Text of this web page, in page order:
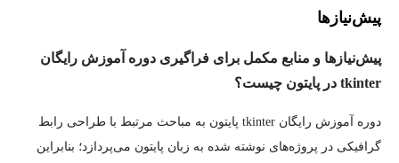
پیش‌نیاز‌ها
پیش‌نیازها و منابع مکمل برای فراگیری دوره آموزش رایگان
tkinter در پایتون چیست؟
دوره آموزش رایگان tkinter پایتون به مباحث مرتبط با طراحی رابط
گرافیکی در پروژه‌های نوشته شده به زبان پایتون می‌پردازد؛ بنابراین